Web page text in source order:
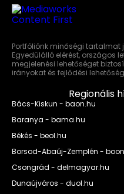
Portfóliónk minőségi
Egyedülálló elérést, országos
megjelenési lehetőséget
irányokat és fejlődési
Regionális
Bács-Kiskun - baon.hu
Baranya - bama.hu
Békés - beol.hu
Borsod-Abaúj-Zemplén -
Csongrád - delmagyar.hu
Dunaújváros - duol.hu